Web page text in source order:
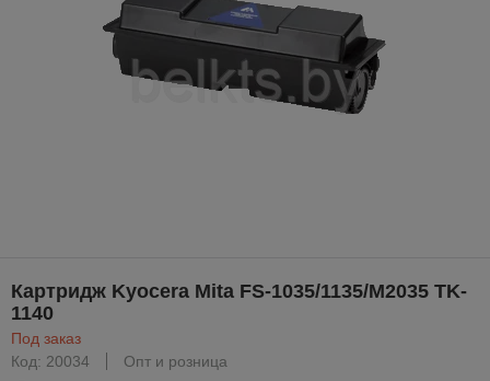
Картридж Kyocera Mita FS-1035/1135/M2035 TK-
1140
Под заказ
Код: 20034
Опт и розница